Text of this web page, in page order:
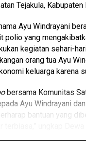
Tejakula, Kabupaten
Ayu Windrayani
polio yang
kegiatan sehari-
orang tua Ayu
keluarga karena
bersama Komunitas
Ayu Windrayani
bantuan yang